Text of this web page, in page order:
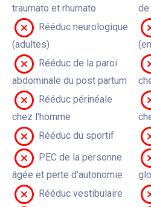
traumato et rhumato
de
Rééduc neurologique
(adultes)
Rééduc de la paroi
abdominale du post partum
Rééduc périnéale
chez l'homme
Rééduc du sportif
PEC de la personne
âgée et perte d'autonomie
Rééduc vestibulaire